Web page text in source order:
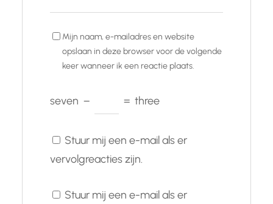
Mijn naam, e-mailadres en website
opslaan in deze browser voor de volgende
keer wanneer ik een reactie plaats.
seven − = three
Stuur mij een e-mail als er
vervolgreacties zijn.
Stuur mij een e-mail als er